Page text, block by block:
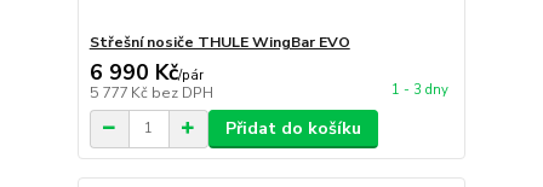
Střešní nosiče THULE WingBar EVO
6 990 Kč/pár
5 777 Kč bez DPH 1 - 3 dny
Přidat do košíku